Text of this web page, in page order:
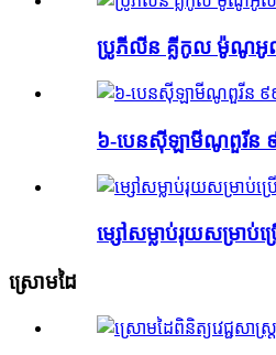
ប្រូភីលីន គ្លីកូល ម៉ូណូអូ
៦-បេនស៊ីឡាមីណូពួរីន
ម្សៅសម្លាប់រុយសម្រាប់ប្
ស្រោមដៃ